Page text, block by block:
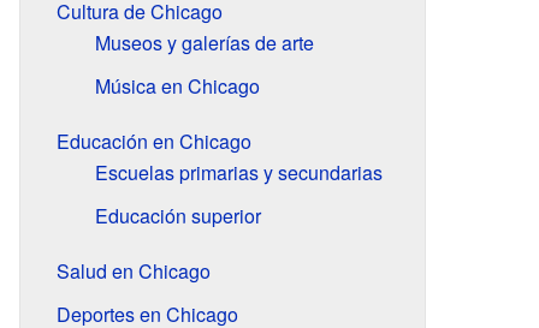
Cultura de Chicago
Museos y galerías de arte
Música en Chicago
Educación en Chicago
Escuelas primarias y secundarias
Educación superior
Salud en Chicago
Deportes en Chicago